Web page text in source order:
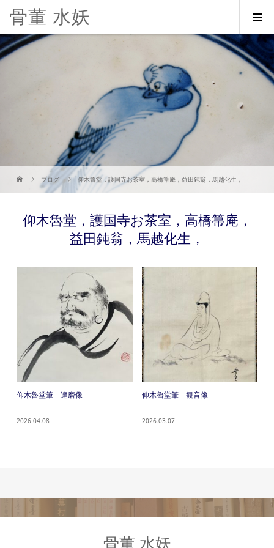
骨董 水妖
ブログ 仰木魯堂，護国寺お茶室，高橋箒庵，益田鈍翁，馬越化生，
仰木魯堂，護国寺お茶室，高橋箒庵，
益田鈍翁，馬越化生，
仰木魯堂筆 達磨像
2026.04.08
仰木魯堂筆 観音像
2026.03.07
骨董 水妖